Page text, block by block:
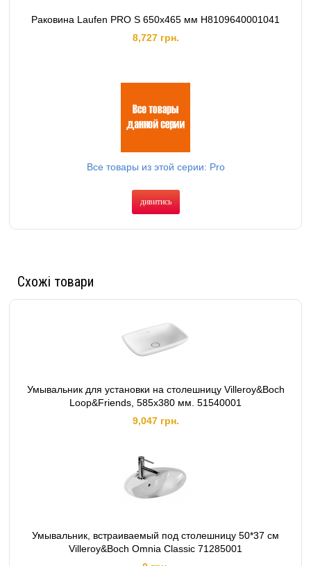
Раковина Laufen PRO S 650х465 мм H8109640001041
8,727 грн.
Все товары из этой серии: Pro
дивитись
Схожі товари
Умывальник для установки на столешницу Villeroy&Boch
Loop&Friends, 585х380 мм. 51540001
9,047 грн.
Умывальник, встраиваемый под столешницу 50*37 см
Villeroy&Boch Omnia Classic 71285001